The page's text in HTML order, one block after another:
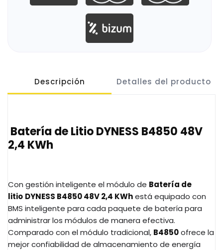
Descripción Detalles del producto
Batería de Litio DYNESS B4850 48V
2,4 KWh
Con gestión inteligente el módulo de Batería de
litio DYNESS B485048V 2,4 KWhestá equipado con
BMS inteligente para cada paquete de batería para
administrar los módulos de manera efectiva.
Comparado con el módulo tradicional, B4850ofrece la
mejor confiabilidad de almacenamiento de energía